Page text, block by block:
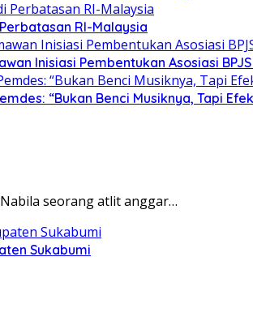
RI-Malaysia
Inisiasi Pembentukan Asosiasi
“Bukan Benci Musiknya, Tapi
seorang atlit anggar…
Sukabumi